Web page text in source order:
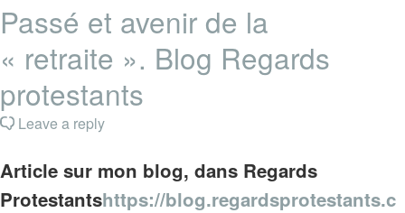
Passé et avenir de la
« retraite ». Blog Regards
protestants
Leave a reply
Article sur mon blog, dans Regards
Protestantshttps://blog.regardsprotestants.c